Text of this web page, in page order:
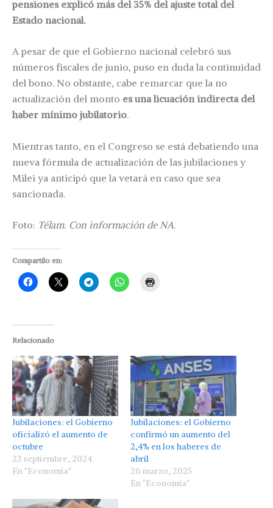
pensiones explicó más del 35% del ajuste total del
Estado nacional.
A pesar de que el Gobierno nacional celebró sus
números fiscales de junio, puso en duda la continuidad
del bono. No obstante, cabe remarcar que la no
actualización del monto es una licuación indirecta del
haber mínimo jubilatorio.
Mientras tanto, en el Congreso se está debatiendo una
nueva fórmula de actualización de las jubilaciones y
Milei ya anticipó que la vetará en caso que sea
sancionada.
Foto: Télam. Con información de NA.
Compartilo en:
Relacionado
Jubilaciones: el Gobierno
oficializó el aumento de
octubre
23 septiembre, 2024
En "Economía"
Jubilaciones: el Gobierno
confirmó un aumento del
2,4% en los haberes de
abril
26 marzo, 2025
En "Economía"